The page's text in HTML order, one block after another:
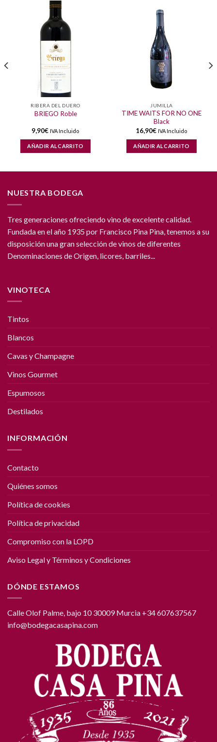
RIBERA DEL DUERO
BRIEGO Roble
9,90€ IVA Incluido
AÑADIR AL CARRITO
JUMILLA
TIME WAITS FOR NO ONE
Black
16,90€ IVA Incluido
AÑADIR AL CARRITO
NUESTRA BODEGA
Tres generaciones ofreciendo vino de excelente calidad.
Fundada en el año 1935 por Francisco Pina Pina, tenemos a su
disposición una gran selección de vinos de diferentes
Denominaciones de Origen, licores, barriles...
VINOTECA
Tintos
Blancos
Cavas y Champagne
Vinos Gourmet
Espumosos
Destilados
INFORMACIÓN
Contacto
Quiénes somos
Política de cookies
Política de privacidad
Compromiso con la LOPD
Aviso Legal y Términos y Condiciones
DÓNDE ESTAMOS
Calle Olof Palme, bajo 10 30009 Murcia +34 607637567
info@bodegacasapina.com